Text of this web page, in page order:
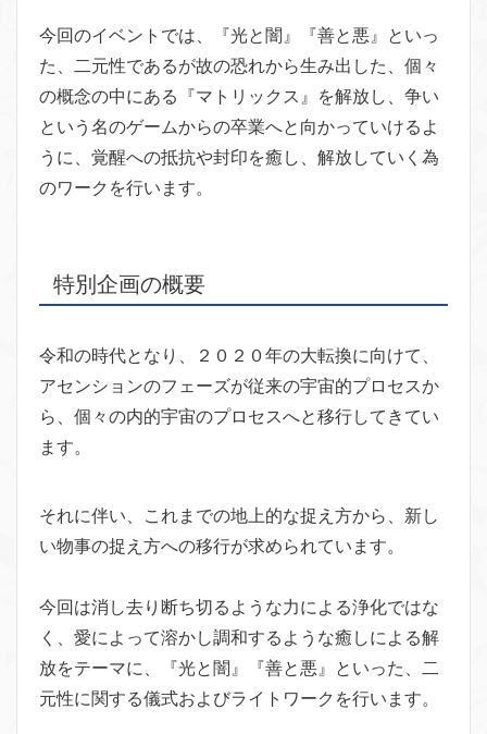
今回のイベントでは、『光と闇』『善と悪』といっ
た、二元性であるが故の恐れから生み出した、個々
の概念の中にある『マトリックス』を解放し、争い
という名のゲームからの卒業へと向かっていけるよ
うに、覚醒への抵抗や封印を癒し、解放していく為
のワークを行います。
特別企画の概要
令和の時代となり、２０２０年の大転換に向けて、
アセンションのフェーズが従来の宇宙的プロセスか
ら、個々の内的宇宙のプロセスへと移行してきてい
ます。
それに伴い、これまでの地上的な捉え方から、新し
い物事の捉え方への移行が求められています。
今回は消し去り断ち切るような力による浄化ではな
く、愛によって溶かし調和するような癒しによる解
放をテーマに、『光と闇』『善と悪』といった、二
元性に関する儀式およびライトワークを行います。